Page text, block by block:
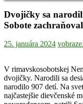
Dvojičky sa
Sobote
25. januára 2024
V rimavskosobotskej
dvojičky. Narodili sa
narodilo 907 detí. Na
najčastejšie dievčenské